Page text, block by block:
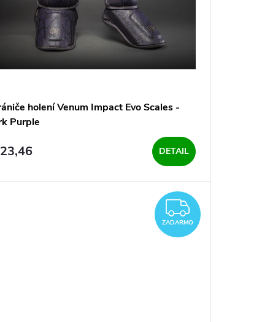
holení Venum Impact Evo Scales -
Purple
DETAIL
ZADARMO